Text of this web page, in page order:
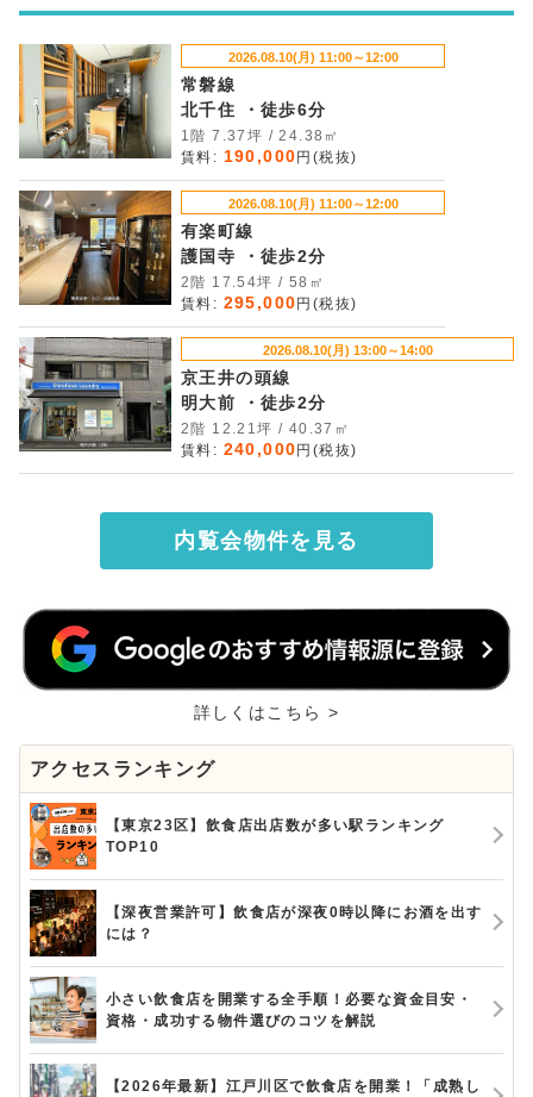
2026.08.10(月) 11:00～12:00
常磐線
北千住 ・徒歩6分
1階 7.37坪 / 24.38㎡
賃料: 190,000 円(税抜)
2026.08.10(月) 11:00～12:00
有楽町線
護国寺 ・徒歩2分
2階 17.54坪 / 58㎡
賃料: 295,000 円(税抜)
2026.08.10(月) 13:00～14:00
京王井の頭線
明大前 ・徒歩2分
2階 12.21坪 / 40.37㎡
賃料: 240,000 円(税抜)
内覧会物件を見る
詳しくはこちら >
アクセスランキング
【東京23区】飲食店出店数が多い駅ランキング
TOP10
【深夜営業許可】飲食店が深夜0時以降にお酒を出す
には？
小さい飲食店を開業する全手順！必要な資金目安・
資格・成功する物件選びのコツを解説
【2026年最新】江戸川区で飲食店を開業！「成熟し